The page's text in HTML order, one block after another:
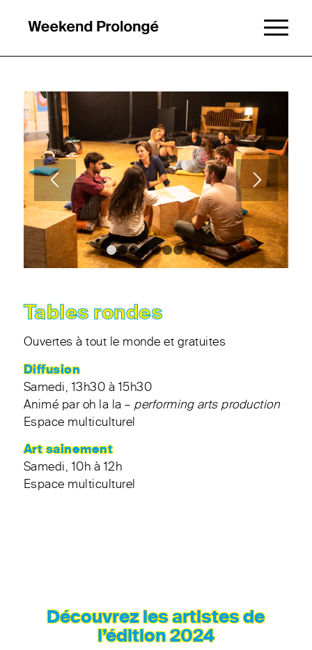
Tables rondes
Ouvertes à tout le monde et gratuites
Diffusion
Samedi, 13h30 à 15h30
Animé par oh la la – performing arts production
Espace multiculturel
Art sainement
Samedi, 10h à 12h
Espace multiculturel
1 2 3 4 5 6 7 8 9
Découvrez les artistes de
l’édition 2024